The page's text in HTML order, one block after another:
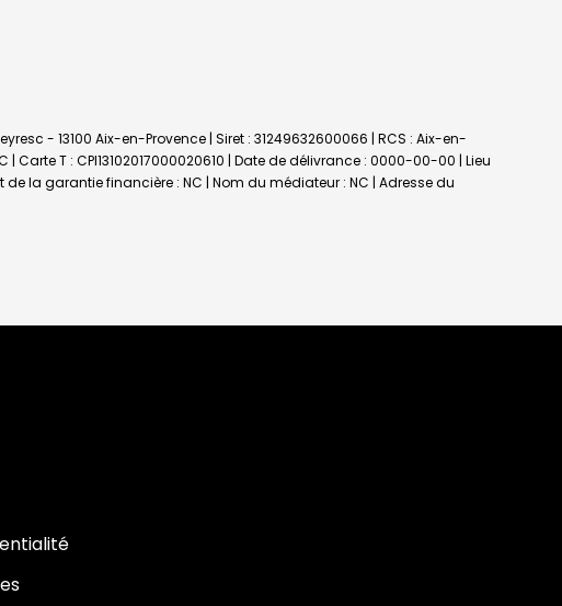
- 13100 Aix-en-Provence | Siret : 31249632600066 | RCS : Aix-en-
| Carte T : CPI13102017000020610 | Date de délivrance : 0000-00-00 | Lieu
la garantie financière : NC | Nom du médiateur : NC | Adresse du